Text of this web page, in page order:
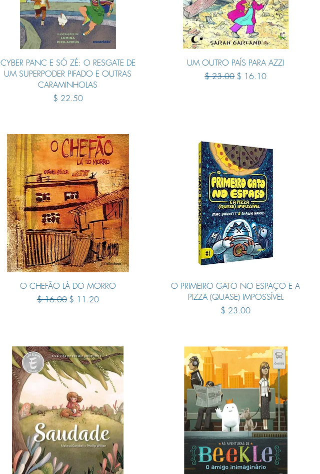
Quick View
CYBER PANC E SÓ ZÉ: O RESGATE DE
UM SUPERPODER PIFADO E OUTRAS
CARAMINHOLAS
Price
$ 22.50
Quick View
UM OUTRO PAÍS PARA AZZI
Regular Price
$ 23.00 Sale Price
$ 16.10
Quick View
O CHEFÃO LÁ DO MORRO
Regular Price
$ 16.00 Sale Price
$ 11.20
Quick View
O PRIMEIRO GATO NO ESPAÇO E A
PIZZA (QUASE) IMPOSSÍVEL
Price
$ 23.00